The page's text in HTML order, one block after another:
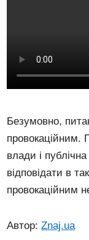
Безумовно,
провокаційним.
влади і
відповідати в
провокаційним
Автор:Znaj.ua